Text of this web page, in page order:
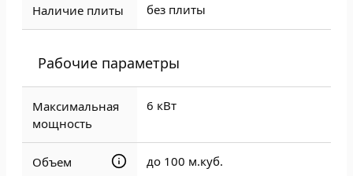
Наличие плиты без плиты
Рабочие параметры
Максимальная
мощность
6 кВт
Объем
до 100 м.куб.